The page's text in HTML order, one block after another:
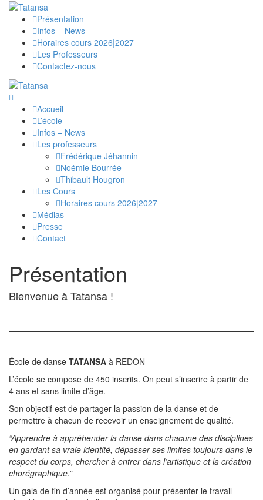
Présentation
Infos – News
Horaires cours 2026|2027
Les Professeurs
Contactez-nous
Accueil
L’école
Infos – News
Les professeurs
Frédérique Jéhannin
Noémie Bourrée
Thibault Hougron
Les Cours
Horaires cours 2026|2027
Médias
Presse
Contact
Présentation
Bienvenue à Tatansa !
École de danse TATANSA à REDON
L’école se compose de 450 inscrits. On peut s’inscrire à partir de
4 ans et sans limite d’âge.
Son objectif est de partager la passion de la danse et de
permettre à chacun de recevoir un enseignement de qualité.
“Apprendre à appréhender la danse dans chacune des disciplines
en gardant sa vraie identité, dépasser ses limites toujours dans le
respect du corps, chercher à entrer dans l’artistique et la création
chorégraphique.”
Un gala de fin d’année est organisé pour présenter le travail